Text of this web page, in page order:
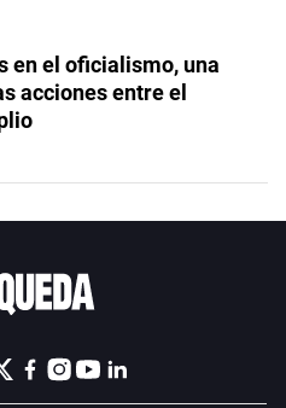
en el oficialismo, una
acciones entre el